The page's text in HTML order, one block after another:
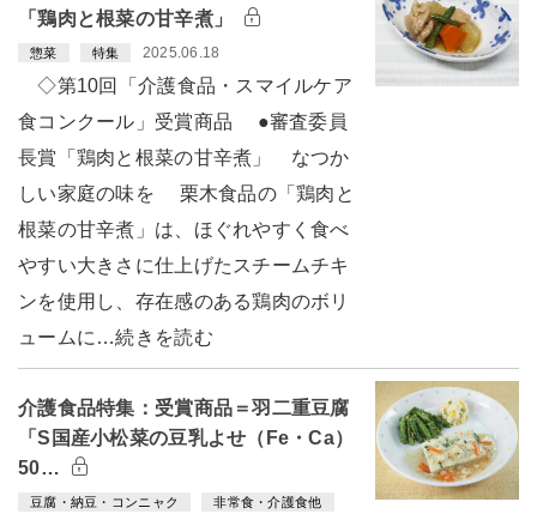
「鶏肉と根菜の甘辛煮」
惣菜 特集 2025.06.18
◇第10回「介護食品・スマイルケア
食コンクール」受賞商品 ●審査委員
長賞「鶏肉と根菜の甘辛煮」 なつか
しい家庭の味を 栗木食品の「鶏肉と
根菜の甘辛煮」は、ほぐれやすく食べ
やすい大きさに仕上げたスチームチキ
ンを使用し、存在感のある鶏肉のボリ
ュームに…続きを読む
介護食品特集：受賞商品＝羽二重豆腐
「S国産小松菜の豆乳よせ（Fe・Ca）
50…
豆腐・納豆・コンニャク 非常食・介護食他